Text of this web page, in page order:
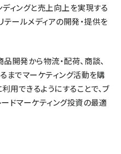
ディングと売上向上を実現する
ールメディアの開発・提供を
開発から物流・配荷、商談、
までマーケティング活動を購
用できるようにすることで、ブ
ードマーケティング投資の最適